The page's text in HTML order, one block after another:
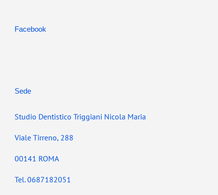
Facebook
Sede
Studio Dentistico Triggiani Nicola Maria
Viale Tirreno, 288
00141 ROMA
Tel. 0687182051